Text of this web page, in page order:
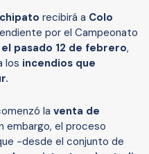
recibirá a Colo
por el Campeonato
pasado 12 de febrero,
los incendios que
la venta de
embargo, el proceso
-desde el conjunto de